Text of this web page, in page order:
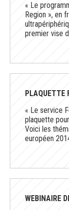
« Le
Region », en
premier vise
PLAQUETTE
« Le service
plaquette
Voici les
européen
WEBINAIRE